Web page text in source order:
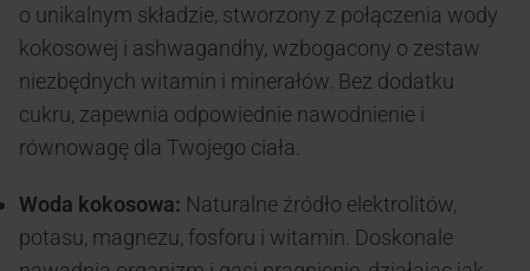
o unikalnym składzie, stworzony z połączenia wody
kokosowej i ashwagandhy, wzbogacony o zestaw
niezbędnych witamin i minerałów. Bez dodatku
cukru, zapewnia odpowiednie nawodnienie i
równowagę dla Twojego ciała.
Woda kokosowa: Naturalne źródło elektrolitów,
potasu, magnezu, fosforu i witamin. Doskonale